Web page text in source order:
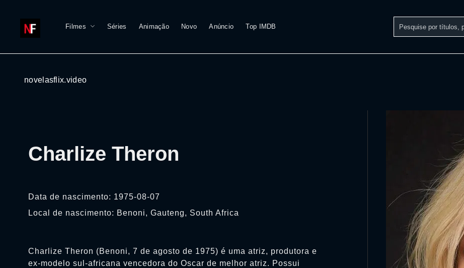
Filmes Séries Animação Novo Anúncio Top IMDB
novelasflix.video
Charlize Theron
Data de nascimento: 1975-08-07
Local de nascimento: Benoni, Gauteng, South Africa
Charlize Theron (Benoni, 7 de agosto de 1975) é uma atriz, produtora e
ex-modelo sul-africana vencedora do Oscar de melhor atriz. Possui